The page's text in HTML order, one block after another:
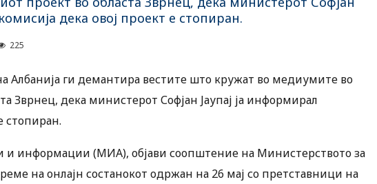
дека овој проект е стопиран.
225
Албанија ги демантира вестите што кружат во медиумите во
Зврнец, дека министерот Софјан Јаупај ја информирал
стопиран.
и информации (МИА), објави соопштение на Министерството за
на онлајн состанокот одржан на 26 мај со претставници на